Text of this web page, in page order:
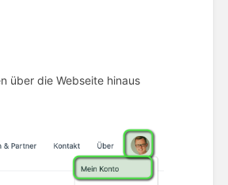
über die Webseite hinaus